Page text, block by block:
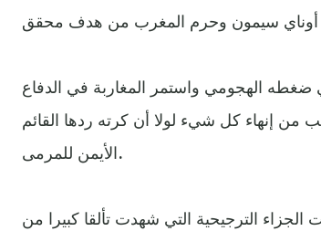
ضغطه الهجومي واستمر المغاربة في الدفاع
من إنهاء كل شيء لولا أن كرته ردها القائم
الأيمن للمرمى.
الترجيحية التي شهدت تألقا كبيرا من